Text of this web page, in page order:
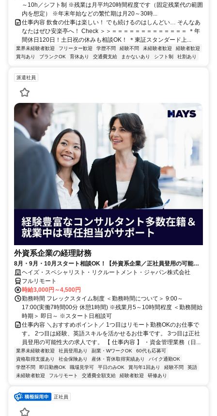
～10h／シフト制 ※残業は月平均20時間程度です（固定残業代の範囲
内を想定） ※年末年始などの繁忙期は月20～30時...
仕事内容 飲食の仕事は楽しい！ でも続けるのはしんどい… そんなあ
なたはぜひ安楽亭へ！ Check ＞＞＝＝＝＝＝＝＝＝＝＝＝＝＝ ＊年
間休日120日！土日祝の休みも相談OK！ ＊東証スタンダード上...
業界未経験者歓迎 フリーター歓迎 学歴不問 経験不問 未経験者歓迎
経験者歓迎
賞与あり
ブランクOK 育休あり 交通費支給 まかないあり シフト制 社割あり
派遣社員
外資系企業の経理財務
8月・9月・10月スタート相談OK！【外資系企業／正社員登用の可能性
大／700万～800万／リモート勤務OK】経理財務
ヘイズ・スペシャリスト・リクルートメント・ジャパン株式会社
フルリモート
時給3,000円～4,500円
勤務時間 フレックスタイム制度 ＜勤務時間について＞ 9:00～
17:00(実働7時間00分 休憩1時間) ※残業月5～10時間程度 ＜勤務開始
時期＞ 即日～ ※スタート日相談可
仕事内容 ＼おすすめポイント／ 1つ目はリモート勤務OKのお仕事で
す。 2つ目は経験、英語スキルを活かせるお仕事です。 3つ目は正社
員登用の可能性大の求人です。 【 仕事内容 】 ・資金管理業務（日...
業界未経験者歓迎 社員登用あり 副業・WワークOK
60代も応募可
資格取得支援あり
社会保険あり 産休・育休取得実績あり
バイク通勤OK
学歴不問
即日勤務OK 職場見学可 平日のみOK 賞与年1回あり 経験不問
英語
未経験者歓迎
フルリモート 交通費全額支給 経験者歓迎 研修あり
正社員